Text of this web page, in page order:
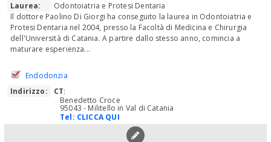
Laurea:
Odontoiatria e Protesi Dentaria
Il dottore Paolino Di Giorgi ha conseguito la laurea in Odontoiatria e
Protesi Dentaria nel 2004, presso la Facoltà di Medicina e Chirurgia
dell'Università di Catania. A partire dallo stesso anno, comincia a
maturare esperienza...
Endodonzia
Indirizzo:
CT:
Benedetto Croce
95043 - Militello in Val di Catania
Tel: CLICCA QUI